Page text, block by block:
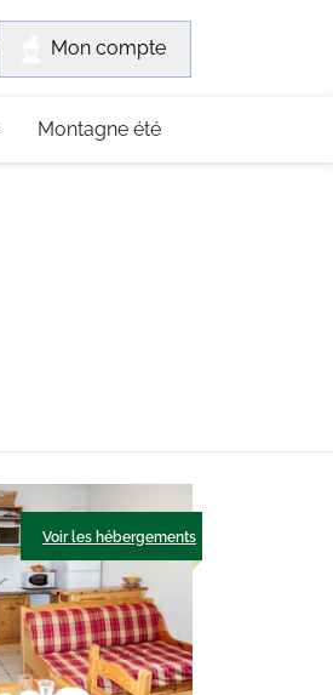
Mon compte
Montagne été
Voir les hébergements